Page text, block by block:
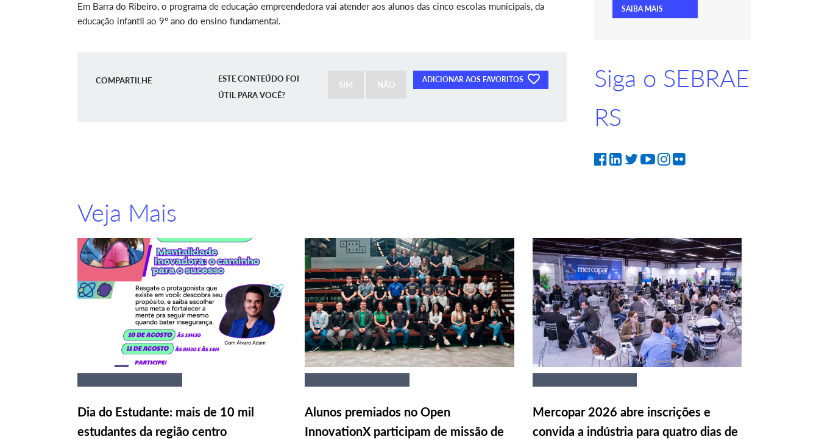
Em Barra do Ribeiro, o programa de educação empreendedora vai atender aos alunos das cinco escolas municipais, da
educação infantil ao 9º ano do ensino fundamental.
COMPARTILHE ADICIONAR AOS FAVORITOS
ESTE CONTEÚDO FOI
ÚTIL PARA VOCÊ?
SIM NÃO
SAIBA MAIS
Siga o SEBRAE
RS
Veja Mais
Dia do Estudante: mais de 10 mil
estudantes da região centro
Alunos premiados no Open
InnovationX participam de missão de
Mercopar 2026 abre inscrições e
convida a indústria para quatro dias de